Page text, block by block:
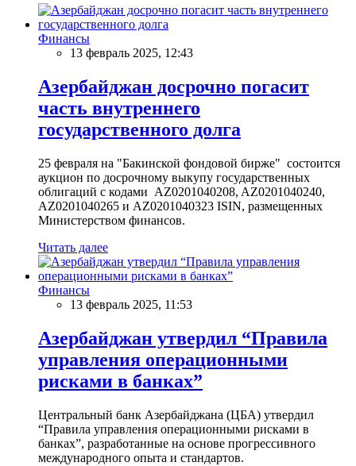
Финансы
13 февраль 2025, 12:43
Азербайджан досрочно погасит
часть внутреннего
государственного долга
25 февраля на "Бакинской фондовой бирже" состоится
аукцион по досрочному выкупу государственных
облигаций с кодами AZ0201040208, AZ0201040240,
AZ0201040265 и AZ0201040323 ISIN, размещенных
Министерством финансов.
Читать далее
Финансы
13 февраль 2025, 11:53
Азербайджан утвердил “Правила
управления операционными
рисками в банках”
Центральный банк Азербайджана (ЦБА) утвердил
“Правила управления операционными рисками в
банках”, разработанные на основе прогрессивного
международного опыта и стандартов.